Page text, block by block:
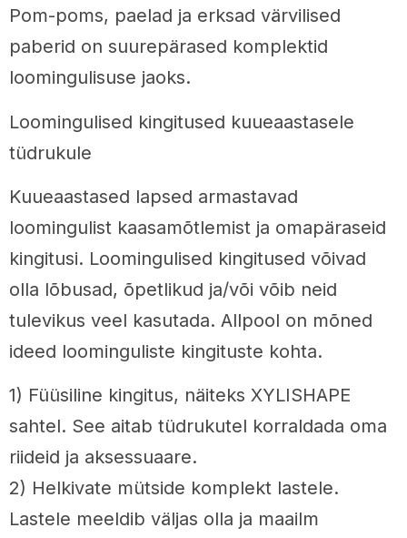
Pom-poms, paelad ja erksad värvilised
paberid on suurepärased komplektid
loomingulisuse jaoks.
Loomingulised kingitused kuueaastasele
tüdrukule
Kuueaastased lapsed armastavad
loomingulist kaasamõtlemist ja omapäraseid
kingitusi. Loomingulised kingitused võivad
olla lõbusad, õpetlikud ja/või võib neid
tulevikus veel kasutada. Allpool on mõned
ideed loominguliste kingituste kohta.
1) Füüsiline kingitus, näiteks XYLISHAPE
sahtel. See aitab tüdrukutel korraldada oma
riideid ja aksessuaare.
2) Helkivate mütside komplekt lastele.
Lastele meeldib väljas olla ja maailm